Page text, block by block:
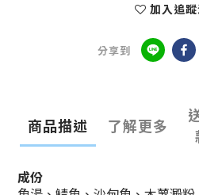
加入追
分享到
商品描述 了解更多
成份